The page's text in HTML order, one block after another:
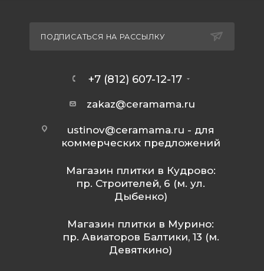
ПОДПИСАТЬСЯ НА РАССЫЛКУ
+7 (812) 607-12-17
zakaz@ceramama.ru
ustinov@ceramama.ru - для
коммерческих предложений
Магазин плитки в Кудрово:
пр. Строителей, 6 (м. ул.
Дыбенко)
Магазин плитки в Мурино:
пр. Авиаторов Балтики, 13 (м.
Девяткино)